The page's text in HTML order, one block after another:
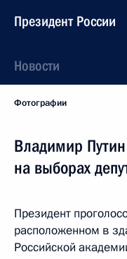
Президент России
Новости
Фотографии
Владимир
на выборах
Президент
расположенном в
Российской